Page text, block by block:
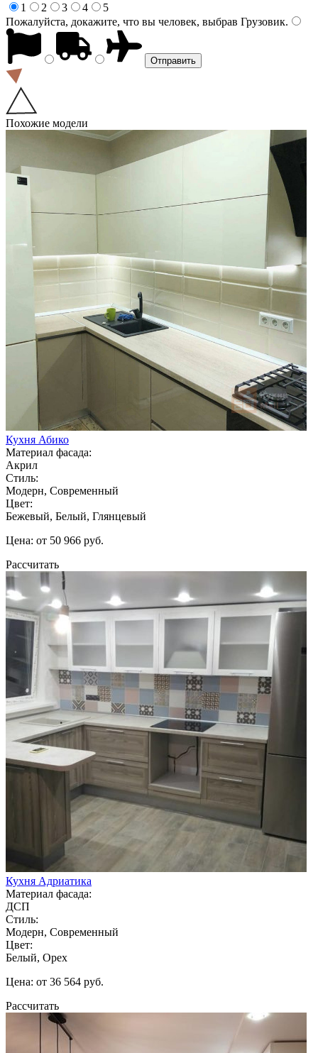
1
2 3 4
5
Пожалуйста, докажите, что вы человек, выбрав Грузовик.
Похожие модели
Кухня Абико
Материал фасада:
Акрил
Стиль:
Модерн, Современный
Цвет:
Бежевый, Белый, Глянцевый
Цена: от 50 966 руб.
Рассчитать
Кухня Адриатика
Материал фасада:
ДСП
Стиль:
Модерн, Современный
Цвет:
Белый, Орех
Цена: от 36 564 руб.
Рассчитать